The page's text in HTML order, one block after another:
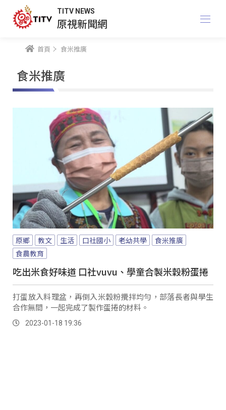
TITV NEWS
原視新聞網
首頁 食米推廣
食米推廣
原鄉 教文 生活 口社國小 老幼共學
食米推廣
食農教育
吃出米食好味道 口社vuvu、學童合製米穀粉蛋捲
打蛋放入料理盆，再倒入米穀粉攪拌均勻，部落長者與學生
合作無間，一起完成了製作蛋捲的材料。
2023-01-18 19:36